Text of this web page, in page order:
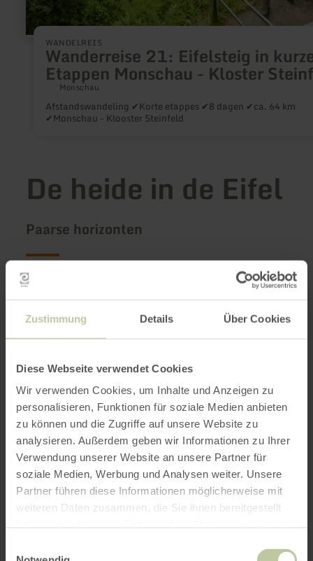
Zustimmung Details Über Cookies
Diese Webseite verwendet Cookies
Wir verwenden Cookies, um Inhalte und Anzeigen zu
personalisieren, Funktionen für soziale Medien anbieten
zu können und die Zugriffe auf unsere Website zu
analysieren. Außerdem geben wir Informationen zu Ihrer
Verwendung unserer Website an unsere Partner für
soziale Medien, Werbung und Analysen weiter. Unsere
Partner führen diese Informationen möglicherweise mit
weiteren Daten zusammen, die Sie ihnen bereitgestellt
WANDELREIS
Wanderreise 21: Eifelsteig in
Etappen Monschau - Kloster
Monschau
Afstandswandeling ✔Korte etappes ✔8 dagen ✔ca. 64 km
✔Monschau - Klooster Steinfeld
De heide in de Eifel
Paarse horizonten
De heide van de Vordereifel biedt een
fascinerend landschap met groenblijvende
jeneverbesbomen en paarsbloeiende
heidegrassen. Jeneverbesbomen zijn unieke
een kruidig ingrediënt voor verfijnde
delicatessen. En hij groeit daar waar er
uitgestrekte open plekken zijn. Dit uitgestrekte
heidelandschap is ontstaan door een bijzondere
vorm van landbouw die tot het einde van de
jaren vijftig werd toegepast, de zogenaamde
„Schiffelwirtschaft“.
Vooral in augustus en september – dan zorgen de
kleine paarse bloemen van de heidegrassen